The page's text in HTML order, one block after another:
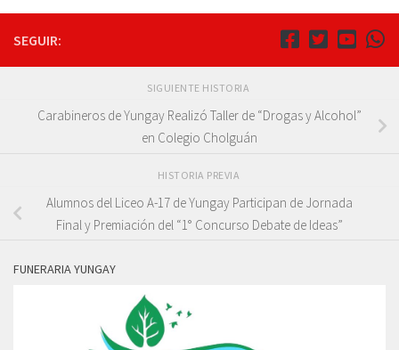
SEGUIR:
SIGUIENTE HISTORIA
Carabineros de Yungay Realizó Taller de “Drogas y Alcohol”
en Colegio Cholguán
HISTORIA PREVIA
Alumnos del Liceo A-17 de Yungay Participan de Jornada
Final y Premiación del “1° Concurso Debate de Ideas”
FUNERARIA YUNGAY